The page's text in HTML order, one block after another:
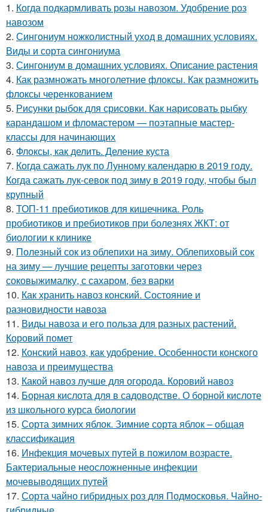
1. Когда подкармливать розы навозом. Удобрение роз
навозом
2. Сингониум ножколистный уход в домашних условиях.
Виды и сорта сингониума
3. Сингониум в домашних условиях. Описание растения
4. Как размножать многолетние флоксы. Как размножить
флоксы черенкованием
5. Рисунки рыбок для срисовки. Как нарисовать рыбку
карандашом и фломастером — поэтапные мастер-
классы для начинающих
6. Флоксы, как делить. Деление куста
7. Когда сажать лук по Лунному календарю в 2019 году.
Когда сажать лук-севок под зиму в 2019 году, чтобы был
крупный
8. ТОП-11 пребиотиков для кишечника. Роль
пробиотиков и пребиотиков при болезнях ЖКТ: от
биологии к клинике
9. Полезный сок из облепихи на зиму. Облепиховый сок
на зиму — лучшие рецепты заготовки через
соковыжималку, с сахаром, без варки
10. Как хранить навоз конский. Состояние и
разновидности навоза
11. Виды навоза и его польза для разных растений.
Коровий помет
12. Конский навоз, как удобрение. Особенности конского
навоза и преимущества
13. Какой навоз лучше для огорода. Коровий навоз
14. Борная кислота для в садоводстве. О борной кислоте
из школьного курса биологии
15. Сорта зимних яблок. Зимние сорта яблок – общая
классификация
16. Инфекция мочевых путей в пожилом возрасте.
Бактериальные неосложненные инфекции
мочевыводящих путей
17. Сорта чайно гибридных роз для Подмосковья. Чайно-